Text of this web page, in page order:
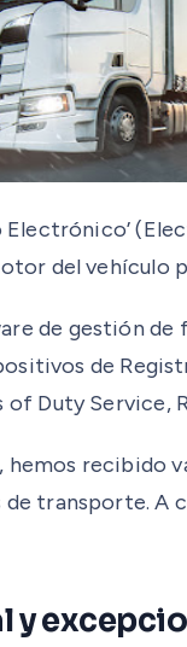
Electrónico’
del vehículo
de gestión
de
Duty Service,
recibido
transporte. A